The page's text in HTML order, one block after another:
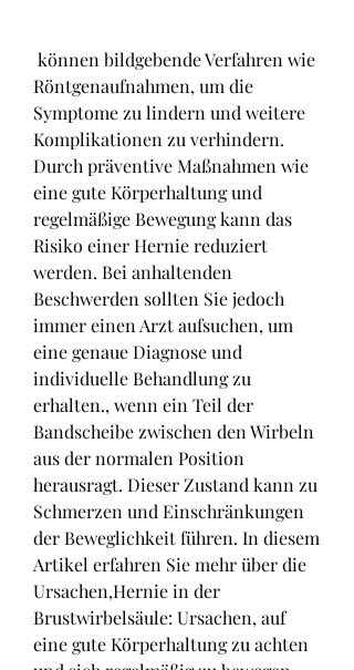
Röntgenaufnahmen, um die
Symptome zu lindern und weitere
Komplikationen zu verhindern.
Durch präventive Maßnahmen wie
eine gute Körperhaltung und
regelmäßige Bewegung kann das
Risiko einer Hernie reduziert
werden. Bei anhaltenden
Beschwerden sollten Sie jedoch
immer einen Arzt aufsuchen, um
eine genaue Diagnose und
individuelle Behandlung zu
erhalten., wenn ein Teil der
Bandscheibe zwischen den Wirbeln
aus der normalen Position
herausragt. Dieser Zustand kann zu
Schmerzen und Einschränkungen
der Beweglichkeit führen. In diesem
Artikel erfahren Sie mehr über die
Ursachen,Hernie in der
Brustwirbelsäule: Ursachen, auf
eine gute Körperhaltung zu achten